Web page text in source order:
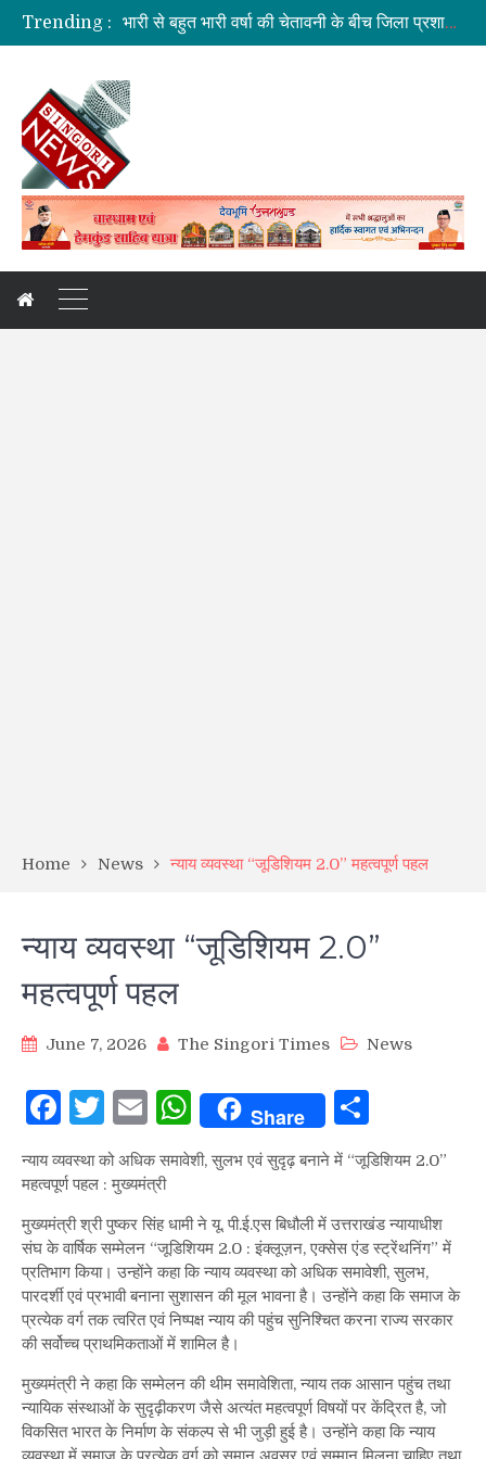
Trending :
सड़क सुरक्षा में जनभागीदारी समन्वित प्रयास जरूरी: डीएम
मतदाता सूची की शुद्धता सर्वाेच्च प्राथमिकता: CEO
Home News न्याय व्यवस्था “जूडिशियम 2.0” महत्वपूर्ण पहल
न्याय व्यवस्था “जूडिशियम 2.0”
महत्वपूर्ण पहल
June 7, 2026 The Singori Times News
Facebook
Twitter
EmailWhatsApp
Share
न्याय व्यवस्था को अधिक समावेशी, सुलभ एवं सुदृढ़ बनाने में “जूडिशियम 2.0”
महत्वपूर्ण पहल : मुख्यमंत्री
मुख्यमंत्री श्री पुष्कर सिंह धामी ने यू. पी.ई.एस बिधौली में उत्तराखंड न्यायाधीश
संघ के वार्षिक सम्मेलन “जूडिशियम 2.0 : इंक्लूज़न, एक्सेस एंड स्ट्रेंथनिंग” में
प्रतिभाग किया। उन्होंने कहा कि न्याय व्यवस्था को अधिक समावेशी, सुलभ,
पारदर्शी एवं प्रभावी बनाना सुशासन की मूल भावना है। उन्होंने कहा कि समाज के
प्रत्येक वर्ग तक त्वरित एवं निष्पक्ष न्याय की पहुंच सुनिश्चित करना राज्य सरकार
की सर्वोच्च प्राथमिकताओं में शामिल है।
मुख्यमंत्री ने कहा कि सम्मेलन की थीम समावेशिता, न्याय तक आसान पहुंच तथा
न्यायिक संस्थाओं के सुदृढ़ीकरण जैसे अत्यंत महत्वपूर्ण विषयों पर केंद्रित है, जो
विकसित भारत के निर्माण के संकल्प से भी जुड़ी हुई है। उन्होंने कहा कि न्याय